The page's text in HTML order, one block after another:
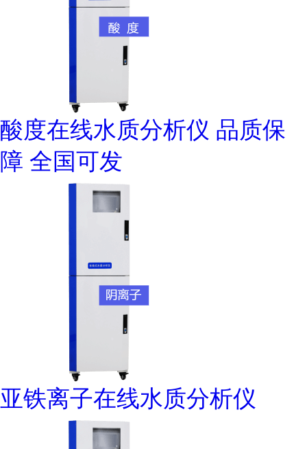
酸度在线水质分析仪 品质保
障 全国可发
亚铁离子在线水质分析仪